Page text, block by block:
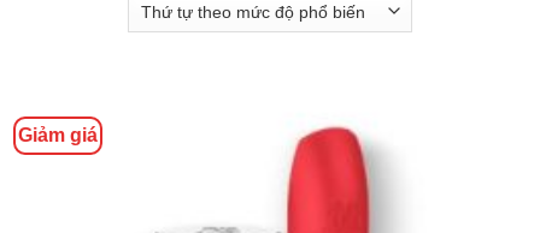
Giảm giá